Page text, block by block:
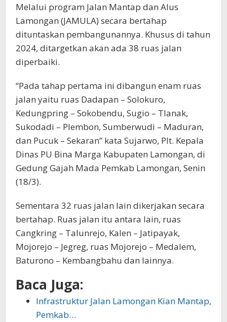
Melalui program Jalan Mantap dan Alus
Lamongan (JAMULA) secara bertahap
dituntaskan pembangunannya. Khusus di tahun
2024, ditargetkan akan ada 38 ruas jalan
diperbaiki.
“Pada tahap pertama ini dibangun enam ruas
jalan yaitu ruas Dadapan – Solokuro,
Kedungpring – Sokobendu, Sugio – Tlanak,
Sukodadi – Plembon, Sumberwudi – Maduran,
dan Pucuk – Sekaran” kata Sujarwo, Plt. Kepala
Dinas PU Bina Marga Kabupaten Lamongan, di
Gedung Gajah Mada Pemkab Lamongan, Senin
(18/3).
Sementara 32 ruas jalan lain dikerjakan secara
bertahap. Ruas jalan itu antara lain, ruas
Cangkring – Talunrejo, Kalen – Jatipayak,
Mojorejo – Jegreg, ruas Mojorejo – Medalem,
Baturono – Kembangbahu dan lainnya.
Baca Juga:
Infrastruktur Jalan Lamongan Kian Mantap,
Pemkab…